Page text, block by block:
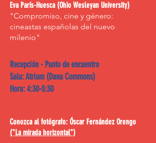
Eva París-Huesca (Ohio Wesleyan University)
"Compromiso, cine y género:
cineastas españolas del nuevo
milenio"
Recepción - Punto de encuentro
Sala: Atrium (Dana Commons)
Hora: 4:30-5:30
Conozca al fotógrafo: Óscar Fernández Orengo
("La mirada horizontal")